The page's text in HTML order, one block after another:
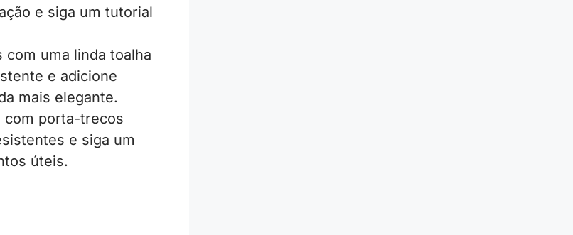
e siga um tutorial
com uma linda toalha
e adicione
mais elegante.
com porta-trecos
e siga um
úteis.